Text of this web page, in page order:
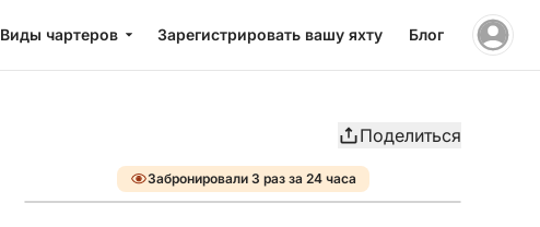
Виды чартеров Зарегистрировать вашу яхту Блог
Поделиться
Забронировали 3 раз за 24 часа